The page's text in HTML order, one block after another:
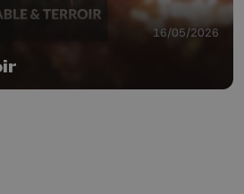
16/05/2026